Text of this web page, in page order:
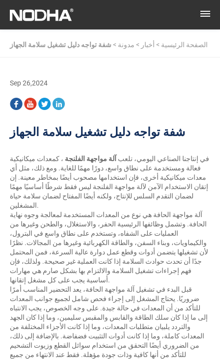
الصفحة الرئيسية > أخبار > مدونة > شفة تواجه دليل تشغيل سلامة الجهاز
Sep 26,2024
شفة تواجه دليل تشغيل سلامة الجهاز
في إنتاجنا الصناعي اليومي، تلعب آلة مواجهة الفلنجة ، كمعدات ميكانيكية
فعالة ومستخدمة على نطاق واسع، دورًا مهمًا للغاية. ومع ذلك، مثل أي
معدات ميكانيكية أخرى، فإن استخدامها مصحوب أيضًا بمخاطر معينة. إن
إتقان الاستخدام الآمن لآلة مواجهة الفلنجة ليس فقط شرطًا أساسيًا مهمًا
لضمان التقدم السلس للإنتاج، ولكنه أيضًا المفتاح لضمان سلامة حياة
المشغلين.
آلة مواجهة الحافة هي نوع من المعدات المستخدمة لمعالجة وجوه نهاية
الحافة. وتشمل وظائفها الرئيسية الحفر، والاستغلال، والطحن وغيرها من
العمليات على الشفاه، وتستخدم على نطاق واسع في البترول،
والكيماويات، وبناء السفن، والطاقة الكهربائية وغيرها من المجالات. نظرًا
لأن تشغيلها يتضمن أدوات وقطع عمل دوارة عالية السرعة، فمن المحتمل
جدًا أن تحدث حوادث السلامة إذا كانت العملية غير صحيحة. ولذلك، فإن
فهم إجراءات تشغيل السلامة والالتزام بها بشكل صارم هي مهارات
أساسية يجب على كل مشغل إتقانها.
قبل البدء في تشغيل آلة مواجهة الحافة، يعد التحضير المناسب أمرًا
ضروريًا. يحتاج المشغل إلى إجراء فحص شامل لجميع جوانب المعدات
للتأكد من أن المعدات في حالة جيدة. على وجه الخصوص، يجب الانتباه
إلى ما إذا كان سلك الطاقة والقابس والمقبس سليمين، وما إذا كان الجهد
والتردد يلبيان متطلبات المعدات، وما إذا كانت الأجزاء المختلفة من
المعدات كاملة، وما إذا كانت أدوات التثبيت فضفاضة. بالإضافة إلى ذلك،
من الضروري أيضًا التحقق من استخدام سوائل القطع وزيوت التشحيم
للتأكد من أنها كافية وذات جودة مؤهلة. فقط عند الانتهاء من جميع